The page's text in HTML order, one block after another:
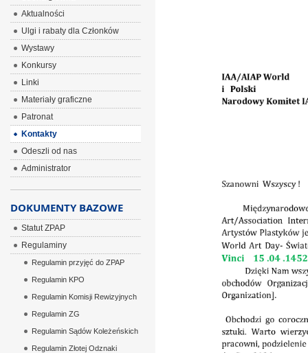
Aktualności
Ulgi i rabaty dla Członków
Wystawy
Konkursy
Linki
Materiały graficzne
Patronat
Kontakty
Odeszli od nas
Administrator
DOKUMENTY BAZOWE
Statut ZPAP
Regulaminy
Regulamin przyjęć do ZPAP
Regulamin KPO
Regulamin Komisji Rewizyjnych
Regulamin ZG
Regulamin Sądów Koleżeńskich
Regulamin Złotej Odznaki